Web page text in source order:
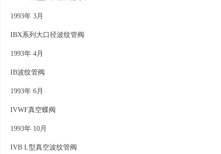
1993年 3月
IBX系列大口径波纹管阀
1993年 4月
IB波纹管阀
1993年 6月
IVWF真空蝶阀
1993年 10月
IVB L型真空波纹管阀